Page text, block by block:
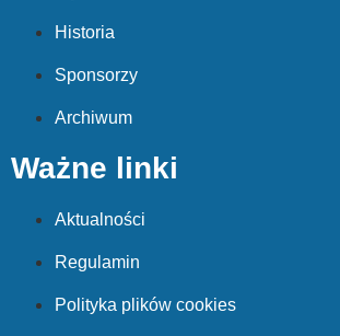
Historia
Sponsorzy
Archiwum
Ważne linki
Aktualności
Regulamin
Polityka plików cookies